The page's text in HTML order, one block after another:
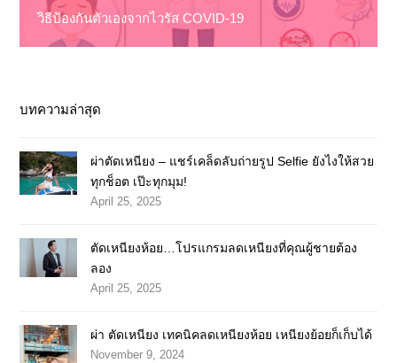
วิธีป้องกันตัวเองจากไวรัส COVID-19
บทความล่าสุด
ผ่าตัดเหนียง – แชร์เคล็ดลับถ่ายรูป Selfie ยังไงให้สวย
ทุกช็อต เป๊ะทุกมุม!
April 25, 2025
ตัดเหนียงห้อย…โปรแกรมลดเหนียงที่คุณผู้ชายต้อง
ลอง
April 25, 2025
ผ่า ตัดเหนียง เทคนิคลดเหนียงห้อย เหนียงย้อยก็เก็บได้
November 9, 2024